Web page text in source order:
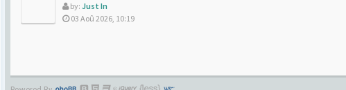
by: Just In
03 Aoû 2026, 10:19